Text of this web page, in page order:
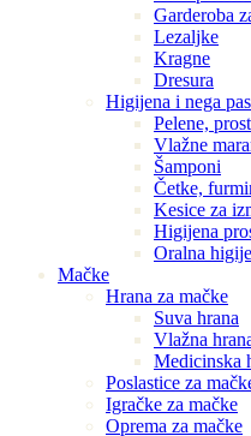
Garderoba
Lezaljke
Kragne
Dresura
Higijena i nega
Pelene,
Vlažne
Šamponi
Četke,
Kesice za
Higijena
Oralna
Mačke
Hrana za mačke
Suva hrana
Vlažna
Medicinska
Poslastice za
Igračke za mačke
Oprema za mačke